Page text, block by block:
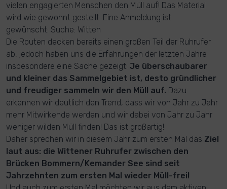
vielen engagierten Menschen den Müll auf! Das Material
wird wie gewohnt gestellt. Eine Anmeldung ist
gewünscht: Suche: Witten
Die Routen decken bereits einen großen Teil der Ruhrufer
ab, jedoch haben uns die Erfahrungen der letzten Jahre
insbesondere eine Sache gezeigt: Je überschaubarer
und kleiner das Sammelgebiet ist, desto gründlicher
und freudiger sammeln wir den Müll auf. Dazu
erkennen wir deutlich den Trend, dass wir von Jahr zu Jahr
mehr Mitwirkende werden und wir dabei von Jahr zu Jahr
weniger wilden Müll finden! Das ist großartig!
Daher sprechen wir in diesem Jahr zum ersten Mal das Ziel
laut aus: die Wittener Ruhrufer zwischen den
Brücken Bommern/Kemander See sind seit
Jahrzehnten zum ersten Mal wieder Müll-frei!